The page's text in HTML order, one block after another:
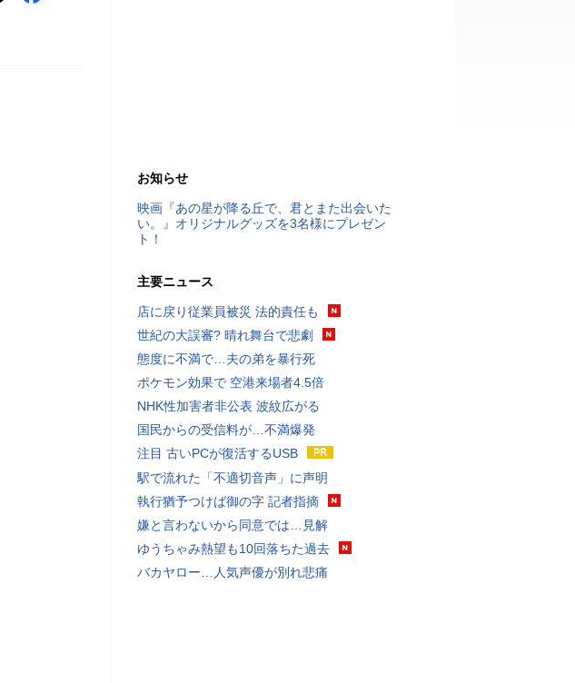
お知らせ
映画『あの星が降る丘で、君とまた出会いた
い。』オリジナルグッズを3名様にプレゼン
ト！
主要ニュース
店に戻り従業員被災 法的責任も
世紀の大誤審? 晴れ舞台で悲劇
態度に不満で…夫の弟を暴行死
ポケモン効果で 空港来場者4.5倍
NHK性加害者非公表 波紋広がる
国民からの受信料が…不満爆発
注目 古いPCが復活するUSB
駅で流れた「不適切音声」に声明
執行猶予つけば御の字 記者指摘
嫌と言わないから同意では…見解
ゆうちゃみ熱望も10回落ちた過去
バカヤロー…人気声優が別れ悲痛